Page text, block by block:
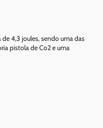
4,3 joules, sendo uma das
pistola de Co2 e uma